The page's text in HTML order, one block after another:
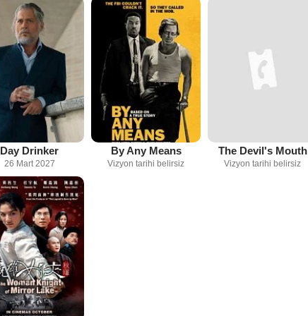
Day Drinker
26 Mart 2027
By Any Means
Vizyon tarihi belirsiz
The Devil's Mouth
Vizyon tarihi belirsiz